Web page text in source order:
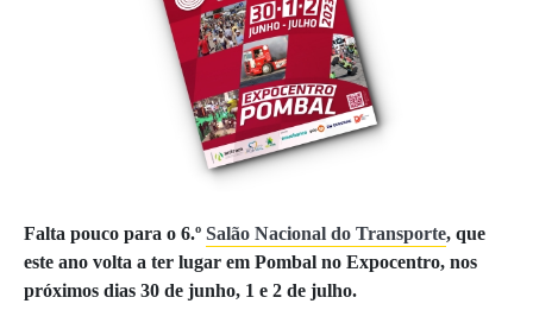
Falta pouco para o 6.º Salão Nacional do Transporte, que
este ano volta a ter lugar em Pombal no Expocentro, nos
próximos dias 30 de junho, 1 e 2 de julho.